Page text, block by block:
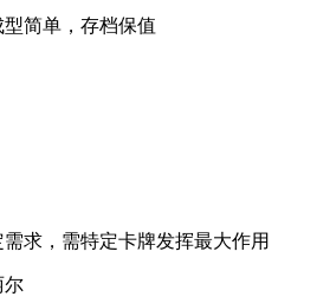
简单，存档保值
求，需特定卡牌发挥最大作用
尔